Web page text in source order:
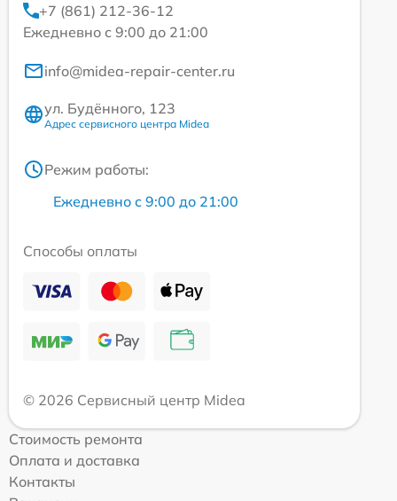
+7 (861) 212-36-12
Ежедневно с 9:00 до 21:00
info@midea-repair-center.ru
ул. Будённого, 123
Адрес сервисного центра Midea
Режим работы:
Ежедневно с 9:00 до 21:00
Способы оплаты
© 2026 Сервисный центр Midea
Стоимость ремонта
Оплата и доставка
Контакты